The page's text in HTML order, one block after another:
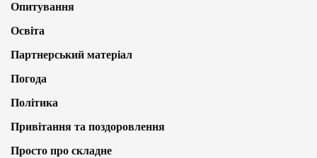
Опитування
Освіта
Партнерський матеріал
Погода
Політика
Привітання та поздоровлення
Просто про складне